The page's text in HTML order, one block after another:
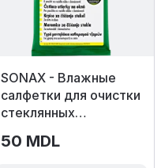
SONAX - Влажные
салфетки для очистки
стеклянных
50 MDL